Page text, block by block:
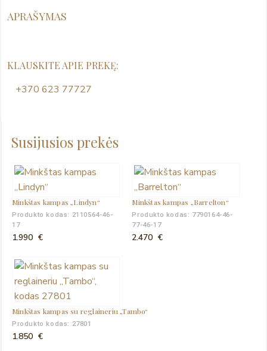
APRAŠYMAS
KLAUSKITE APIE PREKĘ:
+370 623 77727
Susijusios prekės
Minkštas kampas „Lindyn“
Produkto kodas: 2110564-46-
17
1.990 €
Minkštas kampas „Barrelton“
Produkto kodas: 7790164-46-
77-46-17
2.470 €
Minkštas kampas su reglaineriu „Tambo“
Produkto kodas: 27801
1.850 €